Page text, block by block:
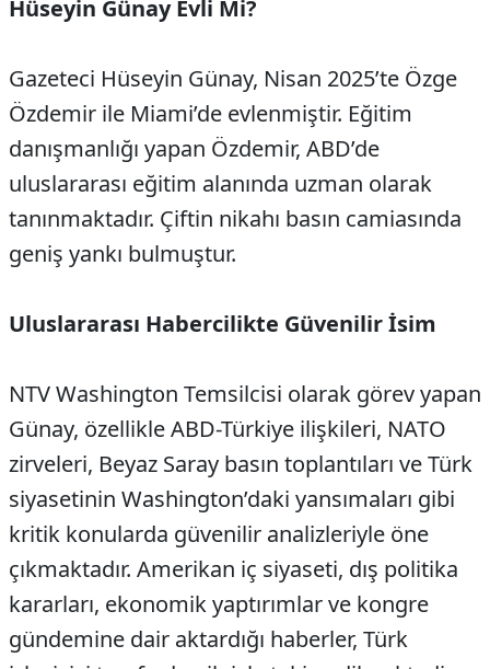
Hüseyin Günay Evli Mi?
Gazeteci Hüseyin Günay, Nisan 2025’te Özge
Özdemir ile Miami’de evlenmiştir. Eğitim
danışmanlığı yapan Özdemir, ABD’de
uluslararası eğitim alanında uzman olarak
tanınmaktadır. Çiftin nikahı basın camiasında
geniş yankı bulmuştur.
Uluslararası Habercilikte Güvenilir İsim
NTV Washington Temsilcisi olarak görev yapan
Günay, özellikle ABD-Türkiye ilişkileri, NATO
zirveleri, Beyaz Saray basın toplantıları ve Türk
siyasetinin Washington’daki yansımaları gibi
kritik konularda güvenilir analizleriyle öne
çıkmaktadır. Amerikan iç siyaseti, dış politika
kararları, ekonomik yaptırımlar ve kongre
gündemine dair aktardığı haberler, Türk